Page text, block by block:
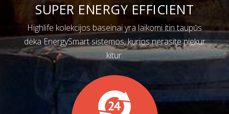
SUPER ENERGY EFFICIENT
Highlife kolekcijos baseinai yra laikomi itin taupūs
dėka EnergySmart sistemos, kurios nerasite niekur
kitur.